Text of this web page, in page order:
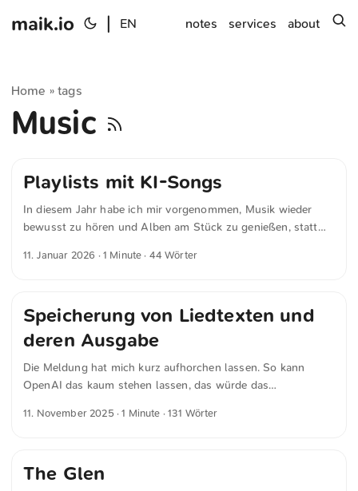
maik.io EN notes services about
Home »tags
Music
Playlists mit KI-Songs
In diesem Jahr habe ich mir vorgenommen, Musik wieder
bewusst zu hören und Alben am Stück zu genießen, statt
Gleichzeitig entsteht bei mir der Eindruck, dass die
11. Januar 2026 · 1 Minute · 44 Wörter
Speicherung von Liedtexten und
deren Ausgabe
Die Meldung hat mich kurz aufhorchen lassen. So kann
OpenAI das kaum stehen lassen, das würde das
Mike Faust schreibt in »Gema klagte wegen ChatGPT:
dafür, dass die Texte in den Systemen von OpenAI
11. November 2025 · 1 Minute · 131 Wörter
The Glen